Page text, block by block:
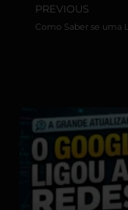
PREVIOUS